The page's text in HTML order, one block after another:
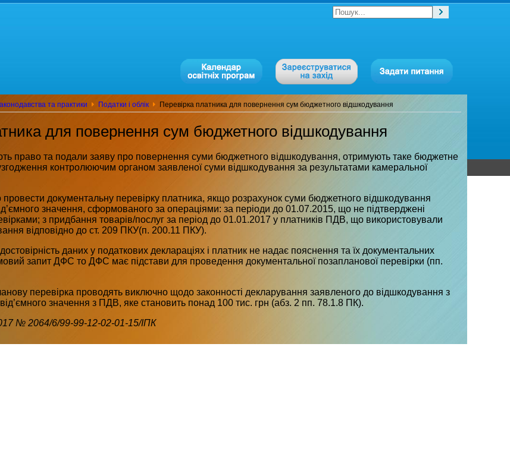
та практики Податки і облік Перевірка платника для повернення сум бюджетного відшкодування
для повернення сум бюджетного відшкодування
право та подали заяву про повернення суми бюджетного відшкодування, отримують таке бюджетне
контролюючим органом заявленої суми відшкодування за результатами камеральної
документальну перевірку платника, якщо розрахунок суми бюджетного відшкодування
значення, сформованого за операціями: за періоди до 01.07.2015, що не підтверджені
з придбання товарів/послуг за період до 01.01.2017 у платників ПДВ, що використовували
відповідно до ст. 209 ПКУ(п. 200.11 ПКУ).
даних у податкових деклараціях і платник не надає пояснення та їх документальних
запит ДФС то ДФС має підстави для проведення документальної позапланової перевірки (пп.
перевірка проводять виключно щодо законності декларування заявленого до відшкодування з
значення з ПДВ, яке становить понад 100 тис. грн (абз. 2 пп. 78.1.8 ПК).
№ 2064/6/99-99-12-02-01-15/ІПК